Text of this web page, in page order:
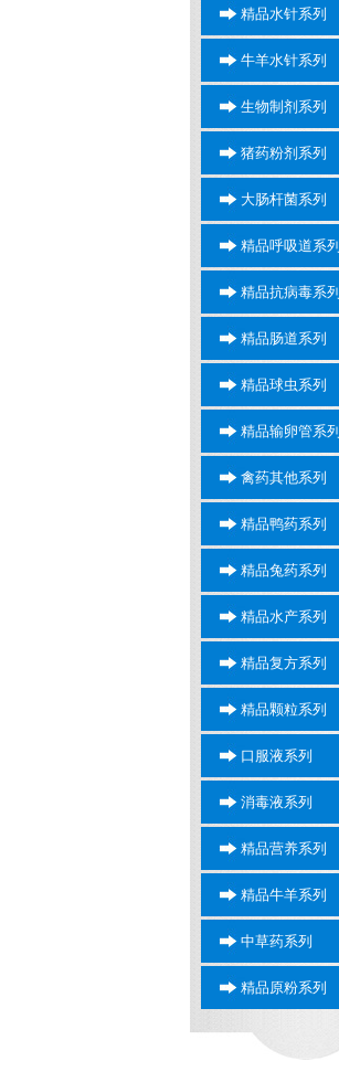
精品水针系列
牛羊水针系列
生物制剂系列
猪药粉剂系列
大肠杆菌系列
精品呼吸道系列
精品抗病毒系列
精品肠道系列
精品球虫系列
精品输卵管系列
禽药其他系列
精品鸭药系列
精品兔药系列
精品水产系列
精品复方系列
精品颗粒系列
口服液系列
消毒液系列
精品营养系列
精品牛羊系列
中草药系列
精品原粉系列